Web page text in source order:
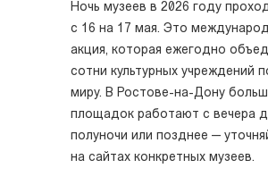
Ночь музеев в 2026 году
с 16 на 17 мая. Это
акция, которая ежегодно
сотни культурных учреждений
миру. В Ростове-на-Дону
площадок работают с вечера
полуночи или позднее —
на сайтах конкретных музеев.